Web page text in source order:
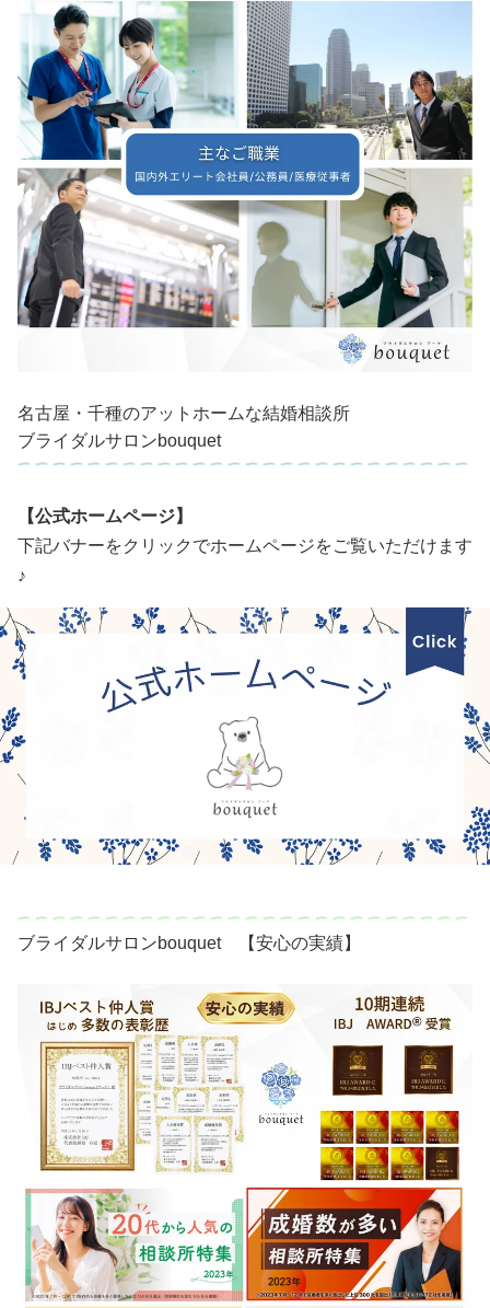
名古屋・千種のアットホームな結婚相談所
ブライダルサロンbouquet
【公式ホームページ】
下記バナーをクリックでホームページをご覧いただけます
♪
ブライダルサロンbouquet 【安心の実績】